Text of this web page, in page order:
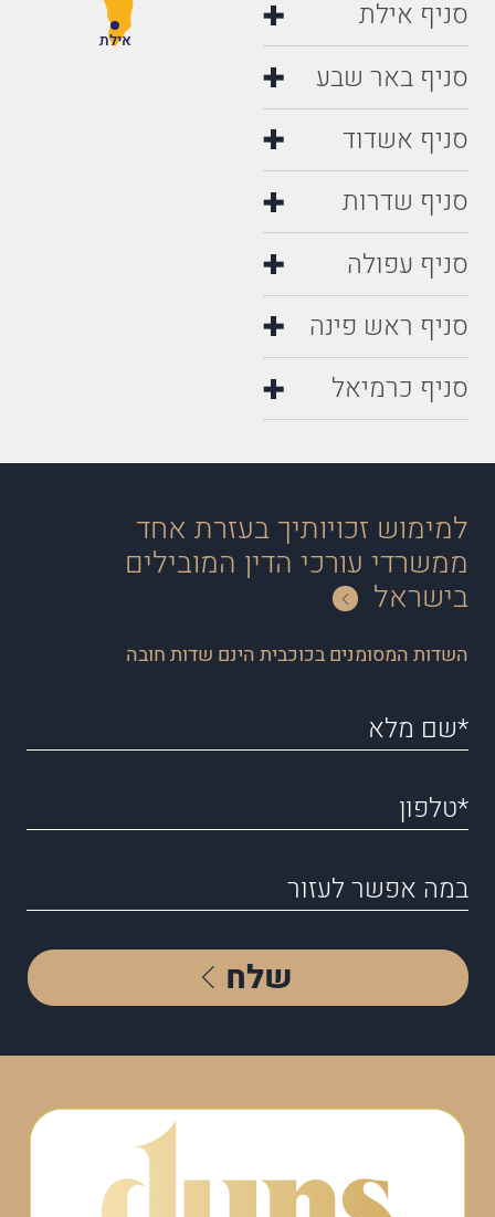
סניף אילת
סניף באר שבע
סניף אשדוד
סניף שדרות
סניף עפולה
סניף ראש פינה
סניף כרמיאל
אילת
למימוש זכויותיך בעזרת אחד
ממשרדי עורכי הדין המובילים
בישראל
השדות המסומנים בכוכבית הינם שדות חובה
שלח